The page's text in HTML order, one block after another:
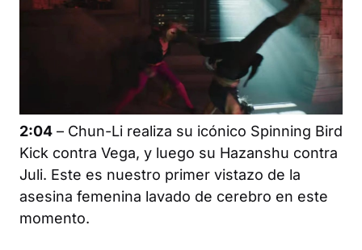
2:04 – Chun-Li realiza su icónico Spinning Bird
Kick contra Vega, y luego su Hazanshu contra
Juli. Este es nuestro primer vistazo de la
asesina femenina lavado de cerebro en este
momento.